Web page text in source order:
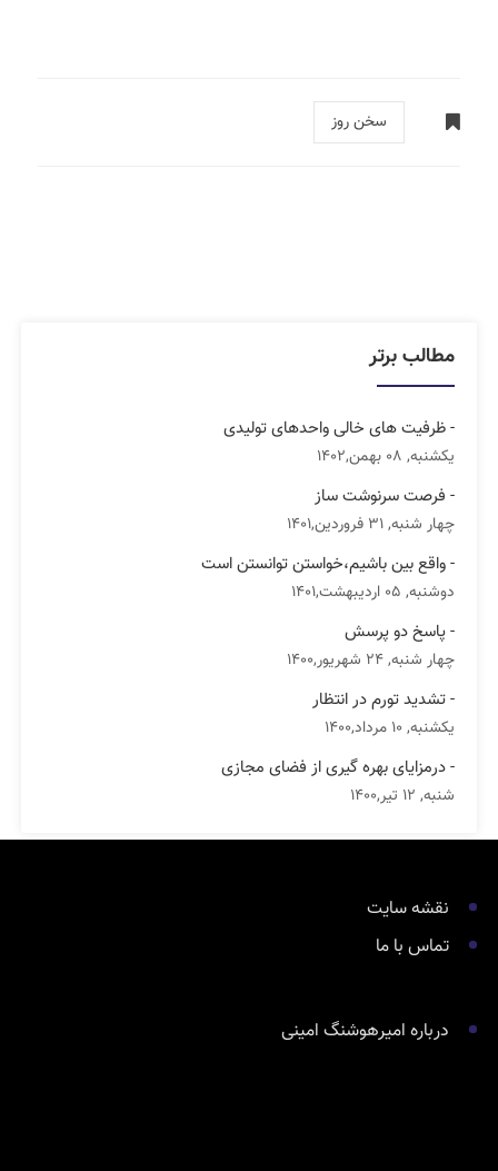
سخن روز
مطالب برتر
- ظرفیت های خالی واحدهای تولیدی
یکشنبه, 08 بهمن,1402
- فرصت سرنوشت ساز
چهار شنبه, 31 فروردین,1401
- واقع بین باشیم،خواستن توانستن است
دوشنبه, 05 اردیبهشت,1401
- پاسخ دو پرسش
چهار شنبه, 24 شهریور,1400
- تشدید تورم در انتظار
یکشنبه, 10 مرداد,1400
- درمزایای بهره گیری از فضای مجازی
شنبه, 12 تیر,1400
نقشه سایت
تماس با ما
درباره امیرهوشنگ امینی